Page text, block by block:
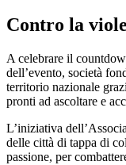
Contro la
A celebrare il
dell’evento, società
territorio nazionale
pronti ad ascoltare e
L’iniziativa
delle città di tappa di
passione, per